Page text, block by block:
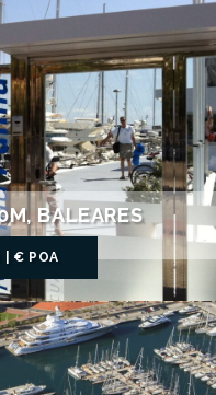
BALEARES
| € POA